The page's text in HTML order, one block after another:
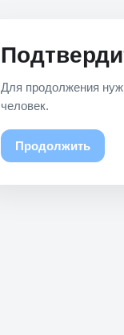
Для продолжения
человек.
Продолжить